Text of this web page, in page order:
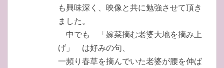
も興味深く、映像と共に勉強させて頂き
ました。
中でも 「嫁菜摘む老婆大地を摘み上
げ」 は好みの句、
一頻り春草を摘んでいた老婆が腰を伸ば